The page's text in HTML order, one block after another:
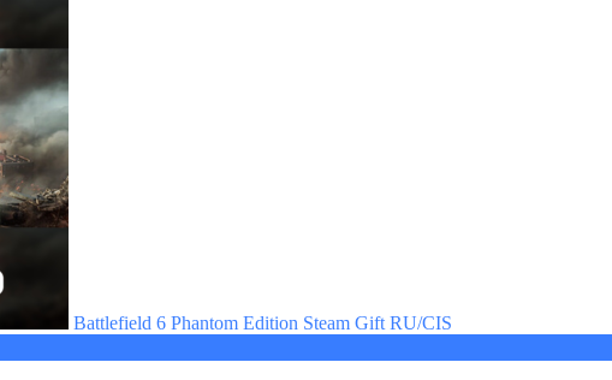
Battlefield 6 Phantom Edition Steam Gift RU/CIS